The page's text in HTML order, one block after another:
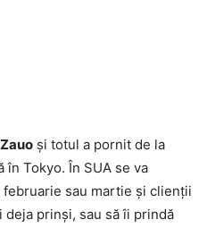
Zauo şi totul a pornit de la
în Tokyo. În SUA se va
sau martie şi clienţii
deja prinşi, sau să îi prindă